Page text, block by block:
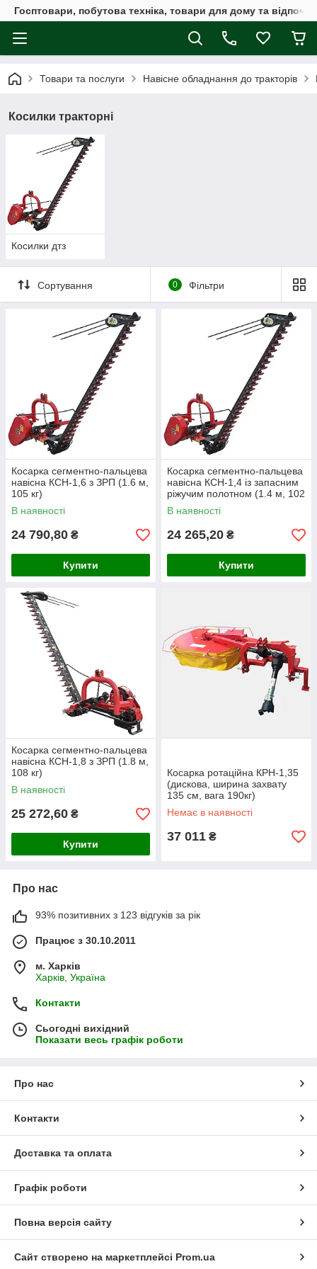
Госптовари, побутова техніка, товари для дому та
Товари та послуги Навісне обладнання до тракторів
Косилки тракторні
Косилки дтз
Сортування 0 Фільтри
Косарка сегментно-пальцева
навісна КСН-1,6 з ЗРП (1.6 м,
105 кг)
В наявності
24 790,80 ₴
Купити
Косарка сегментно-пальцева
навісна КСН-1,4 із запасним
ріжучим полотном (1.4 м, 102
кг)
В наявності
24 265,20 ₴
Купити
Косарка сегментно-пальцева
навісна КСН-1,8 з ЗРП (1.8 м,
108 кг)
В наявності
25 272,60 ₴
Купити
Косарка ротаційна КРН-1,35
(дискова, ширина захвату
135 см, вага 190кг)
Немає в наявності
37 011 ₴
Про нас
93% позитивних з 123 відгуків за рік
Працює з 30.10.2011
м. Харків
Харків, Україна
Контакти
Сьогодні вихідний
Показати весь графік роботи
Про нас
Контакти
Доставка та оплата
Графік роботи
Повна версія сайту
Сайт створено на маркетплейсі Prom.ua